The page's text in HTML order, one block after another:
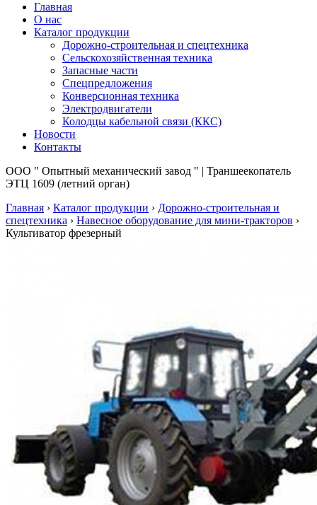
Главная
О нас
Каталог продукции
Дорожно-строительная и спецтехника
Сельскохозяйственная техника
Запасные части
Спецпредложения
Конверсионная техника
Электродвигатели
Колодцы кабельной связи (ККС)
Новости
Контакты
ООО " Опытный механический завод " | Траншеекопатель
ЭТЦ 1609 (летний орган)
Главная › Каталог продукции › Дорожно-строительная и
спецтехника › Навесное оборудование для мини-тракторов ›
Культиватор фрезерный